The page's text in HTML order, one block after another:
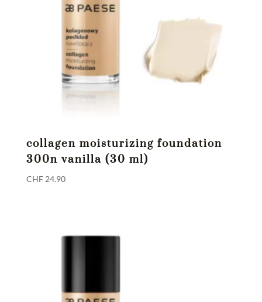
collagen moisturizing foundation
300n vanilla (30 ml)
CHF24.90